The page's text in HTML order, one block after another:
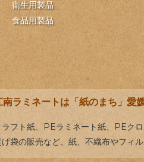
衛生用製品
食品用製品
南ラミネートは「紙のまち」愛
ラフト紙、PEラミネート紙、PEク
袋の販売など、紙、不織布やフィ